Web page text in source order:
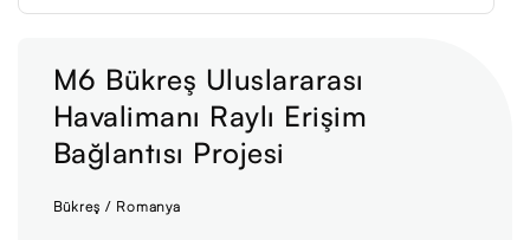
M6 Bükreş Uluslararası
Havalimanı Raylı Erişim
Bağlantısı Projesi
Bükreş / Romanya